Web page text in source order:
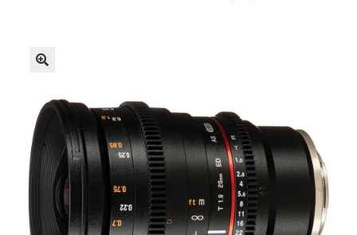
בלוג ומדריכים
החשבון שלי